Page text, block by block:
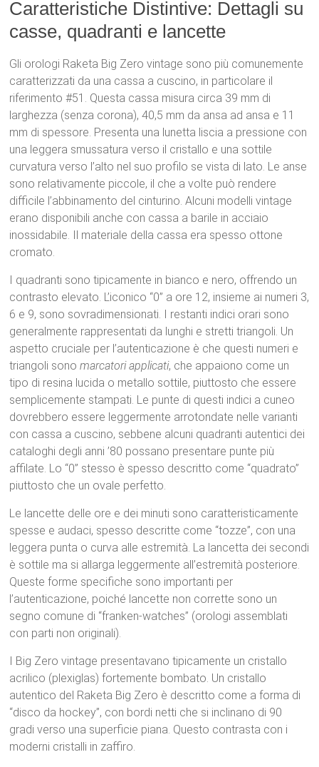
Caratteristiche Distintive: Dettagli su
casse, quadranti e lancette
Gli orologi Raketa Big Zero vintage sono più comunemente
caratterizzati da una cassa a cuscino, in particolare il
riferimento #51. Questa cassa misura circa 39 mm di
larghezza (senza corona), 40,5 mm da ansa ad ansa e 11
mm di spessore. Presenta una lunetta liscia a pressione con
una leggera smussatura verso il cristallo e una sottile
curvatura verso l’alto nel suo profilo se vista di lato. Le anse
sono relativamente piccole, il che a volte può rendere
difficile l’abbinamento del cinturino. Alcuni modelli vintage
erano disponibili anche con cassa a barile in acciaio
inossidabile. Il materiale della cassa era spesso ottone
cromato.
I quadranti sono tipicamente in bianco e nero, offrendo un
contrasto elevato. L’iconico “0” a ore 12, insieme ai numeri 3,
6 e 9, sono sovradimensionati. I restanti indici orari sono
generalmente rappresentati da lunghi e stretti triangoli. Un
aspetto cruciale per l’autenticazione è che questi numeri e
triangoli sonomarcatori applicati, che appaiono come un
tipo di resina lucida o metallo sottile, piuttosto che essere
semplicemente stampati. Le punte di questi indici a cuneo
dovrebbero essere leggermente arrotondate nelle varianti
con cassa a cuscino, sebbene alcuni quadranti autentici dei
cataloghi degli anni ’80 possano presentare punte più
affilate. Lo “0” stesso è spesso descritto come “quadrato”
piuttosto che un ovale perfetto.
Le lancette delle ore e dei minuti sono caratteristicamente
spesse e audaci, spesso descritte come “tozze”, con una
leggera punta o curva alle estremità. La lancetta dei secondi
è sottile ma si allarga leggermente all’estremità posteriore.
Queste forme specifiche sono importanti per
l’autenticazione, poiché lancette non corrette sono un
segno comune di “franken-watches” (orologi assemblati
con parti non originali).
I Big Zero vintage presentavano tipicamente un cristallo
acrilico (plexiglas) fortemente bombato. Un cristallo
autentico del Raketa Big Zero è descritto come a forma di
“disco da hockey”, con bordi netti che si inclinano di 90
gradi verso una superficie piana. Questo contrasta con i
moderni cristalli in zaffiro.